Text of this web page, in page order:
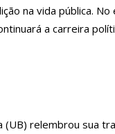
11:52 Petrobras anuncia
na vida pública.
a carreira
relembrou sua